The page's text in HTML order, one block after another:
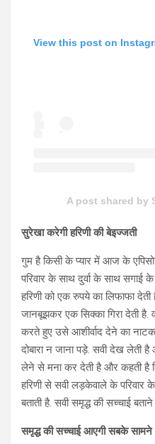
View this post on
A post shared by
सुरेखा करेगी हरिणी की बेइज्जती
गुम है किसी के प्यार में आज के
परिवार के साथ दुर्वा के साथ सगाई
हरिणी को एक रुपये का लिफाफा
जानबूझकर एक सिक्का गिरा देती है.
करते हुए उसे आशीर्वाद देने का
दोबारा न जाना पड़े. सवी देख लेती
लेने से मना कर देती है और कहती है
हरिणी से सवी लड़केवाले के परिवार
बताती है. सवी समृद्ध की सच्चाई
समृद्ध की सच्चाई आएगी सबके सामने